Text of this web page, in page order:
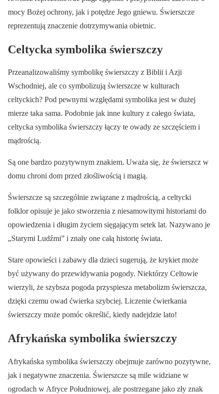
mocy Bożej ochrony, jak i potędze Jego gniewu. Świerszcze
reprezentują znaczenie dotrzymywania obietnic.
Celtycka symbolika świerszczy
Przeanalizowaliśmy symbolikę świerszczy z Biblii i Azji
Wschodniej, ale co symbolizują świerszcze w kulturach
celtyckich? Pod pewnymi względami symbolika jest w dużej
mierze taka sama. Podobnie jak inne kultury z całego świata,
celtycka symbolika świerszczy łączy te owady ze szczęściem i
mądrością.
Są one bardzo pozytywnym znakiem. Uważa się, że świerszcz w
domu chroni dom przed złośliwością i magią.
Świerszcze są szczególnie związane z mądrością, a celtycki
folklor opisuje je jako stworzenia z niesamowitymi historiami do
opowiedzenia i długim życiem sięgającym setek lat. Nazywano je
„Starymi Ludźmi” i znały one całą historię świata.
Stare opowieści i zabawy dla dzieci sugerują, że krykiet może
być używany do przewidywania pogody. Niektórzy Celtowie
wierzyli, że szybsza pogoda przyspiesza metabolizm świerszcza,
dzięki czemu owad ćwierka szybciej. Liczenie ćwierkania
świerszczy może pomóc określić, kiedy nadejdzie lato!
Afrykańska symbolika świerszczy
Afrykańska symbolika świerszczy obejmuje zarówno pozytywne,
jak i negatywne znaczenia. Świerszcze są mile widziane w
ogrodach w Afryce Południowej, ale postrzegane jako zły znak